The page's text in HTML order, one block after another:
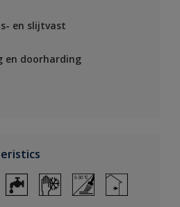
en slijtvast
en doorharding